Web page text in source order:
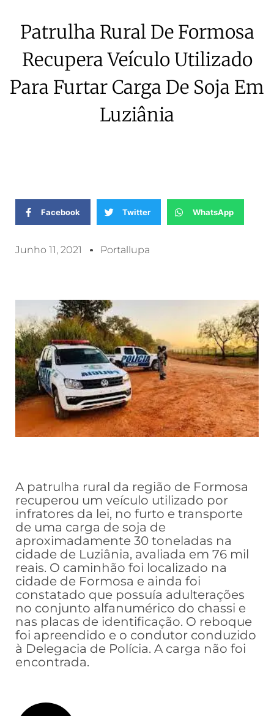
Patrulha Rural De Formosa
Recupera Veículo Utilizado
Para Furtar Carga De Soja Em
Luziânia
Facebook Twitter WhatsApp
Junho 11, 2021 Portallupa
A patrulha rural da região de Formosa
recuperou um veículo utilizado por
infratores da lei, no furto e transporte
de uma carga de soja de
aproximadamente 30 toneladas na
cidade de Luziânia, avaliada em 76 mil
reais. O caminhão foi localizado na
cidade de Formosa e ainda foi
constatado que possuía adulterações
no conjunto alfanumérico do chassi e
nas placas de identificação. O reboque
foi apreendido e o condutor conduzido
à Delegacia de Polícia. A carga não foi
encontrada.